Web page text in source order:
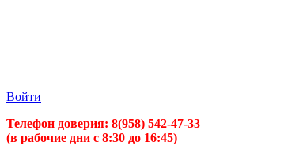
Войти
Телефон доверия: 8(958) 542-47-33
(в рабочие дни с 8:30 до 16:45)